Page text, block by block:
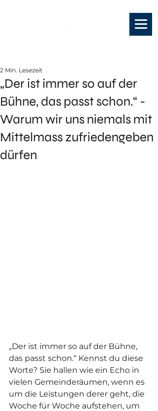
„Der ist immer so auf der
Bühne, das passt schon.“ -
Warum wir uns niemals mit
Mittelmass zufriedengeben
dürfen
2 Min. Lesezeit
„Der ist immer so auf der Bühne,
das passt schon.“ Kennst du diese
Worte? Sie hallen wie ein Echo in
vielen Gemeinderäumen, wenn es
um die Leistungen derer geht, die
Woche für Woche aufstehen, um